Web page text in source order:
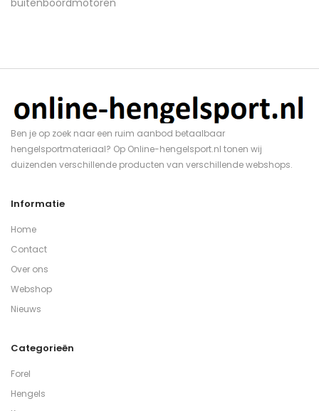
Ben je op zoek naar een ruim aanbod betaalbaar
hengelsportmateriaal? Op Online-hengelsport.nl tonen wij
duizenden verschillende producten van verschillende webshops.
Informatie
Home
Contact
Over ons
Webshop
Nieuws
Categorieën
Forel
Hengels